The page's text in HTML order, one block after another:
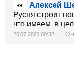
+9
Алексей
Русня строит
что имеем, в
26.07.2020 00:32